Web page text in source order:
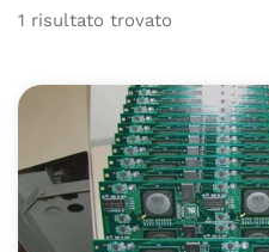
1 risultato trovato